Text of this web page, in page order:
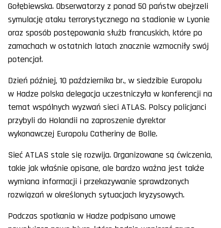
Gołębiewska. Obserwatorzy z ponad 50 państw obejrzeli
symulację ataku terrorystycznego na stadionie w Lyonie
oraz sposób postępowania służb francuskich, które po
zamachach w ostatnich latach znacznie wzmocniły swój
potencjał.
Dzień później, 10 października br., w siedzibie Europolu
w Hadze polska delegacja uczestniczyła w konferencji na
temat wspólnych wyzwań sieci ATLAS. Polscy policjanci
przybyli do Holandii na zaproszenie dyrektor
wykonawczej Europolu Catheriny de Bolle.
Sieć ATLAS stale się rozwija. Organizowane są ćwiczenia,
takie jak właśnie opisane, ale bardzo ważna jest także
wymiana informacji i przekazywanie sprawdzonych
rozwiązań w określonych sytuacjach kryzysowych.
Podczas spotkania w Hadze podpisano umowę